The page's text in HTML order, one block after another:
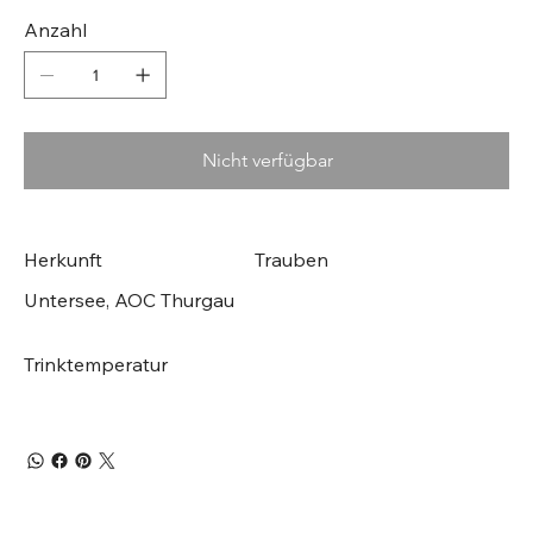
Anzahl
Nicht verfügbar
Herkunft
Untersee, AOC Thurgau
Trauben
Trinktemperatur